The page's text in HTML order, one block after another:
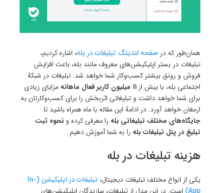
همان‌طور که در صفحه لندینگ تبلیغات در بله، اشاره کردیم،
تبلیغات در بستر اپلیکیشن‌های معروف مانند بله، باعث افزایش
فروش و رونق بیشتر کسب‌وکار شما خواهد شد. تبلیغات در شبکهٔ
اجتماعی بله، با بیش از
مزایای زیادی
برای شما خواهد داشت و تبلیغاتی اثربخش را برای کسب‌وکارتان به
ارمغان خواهد آورد. در ادامهٔ این مقاله با ماه همراه باشید تا
جایگاه‌های مختلف تبلیغاتی بله را معرفی کرده و نحوه ثبت
تبلیغ در پنل تبلیغات بله را به شما آموزش دهیم.
هزینه تبلیغات در بله
یکی از انواع مختلف تبلیغات دیجیتال،
تبلیغات در اپلیکیشن (In-